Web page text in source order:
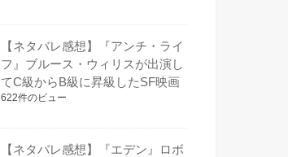
【ネタバレ感想】『アンチ・ライ
フ』ブルース・ウィリスが出演し
てC級からB級に昇級したSF映画
622件のビュー
【ネタバレ感想】『エデン』ロボ